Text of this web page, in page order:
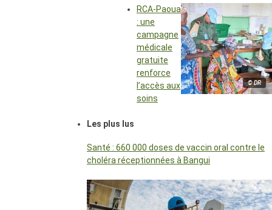
© DR
RCA-Paoua
: une
campagne
médicale
gratuite
renforce
l’accès aux
soins
Les plus lus
Santé : 660 000 doses de vaccin oral contre le
choléra réceptionnées à Bangui